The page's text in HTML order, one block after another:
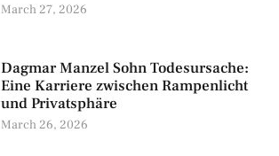
March 27, 2026
Dagmar Manzel Sohn Todesursache:
Eine Karriere zwischen Rampenlicht
und Privatsphäre
March 26, 2026